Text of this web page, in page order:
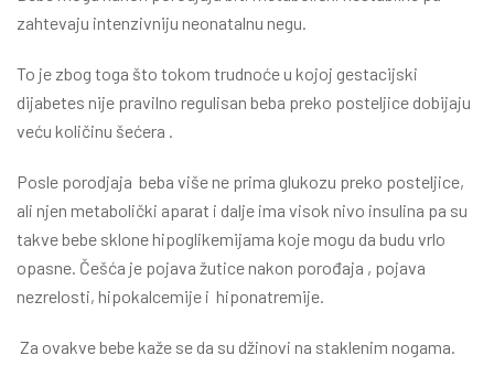
zahtevaju intenzivniju neonatalnu negu.
To je zbog toga što tokom trudnoće u kojoj gestacijski
dijabetes nije pravilno regulisan beba preko posteljice dobijaju
veću količinu šećera .
Posle porodjaja beba više ne prima glukozu preko posteljice,
ali njen metabolički aparat i dalje ima visok nivo insulina pa su
takve bebe sklone hipoglikemijama koje mogu da budu vrlo
opasne. Češća je pojava žutice nakon porođaja , pojava
nezrelosti, hipokalcemije i hiponatremije.
Za ovakve bebe kaže se da su džinovi na staklenim nogama.